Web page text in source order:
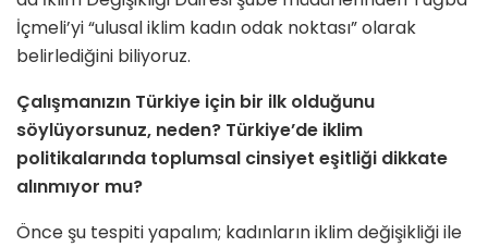
İçmeli’yi “ulusal iklim kadın odak noktası” olarak
belirlediğini biliyoruz.
Çalışmanızın Türkiye için bir ilk olduğunu
söylüyorsunuz, neden? Türkiye’de iklim
politikalarında toplumsal cinsiyet eşitliği dikkate
alınmıyor mu?
Önce şu tespiti yapalım; kadınların iklim değişikliği ile